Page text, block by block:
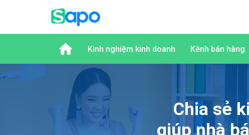
Kinh nghiệm kinh doanh Kênh bán hàng
Chia sẻ
giúp nhà